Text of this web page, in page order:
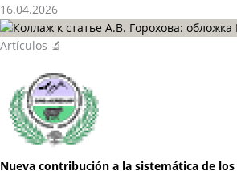
16.04.2026
Artículos 🔬
Nueva contribución a la sistemática de